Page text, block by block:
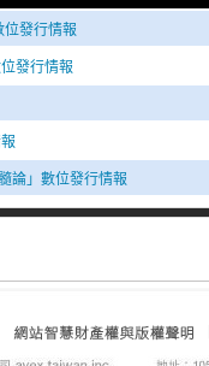
位發行情報
發行情報
論」數位發行情報